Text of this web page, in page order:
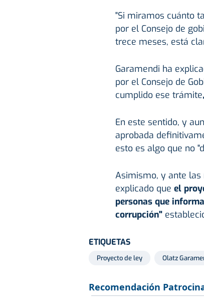
"Si miramos cuánto
por el Consejo de
trece meses, está
Garamendi ha
por el Consejo de
cumplido ese trámite
En este sentido, y
aprobada
esto es algo que no
Asimismo, y ante las
explicado que el
personas que
corrupción"
ETIQUETAS
Proyecto de ley Olatz